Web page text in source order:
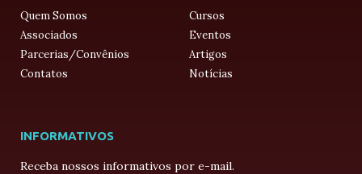
Quem Somos
Associados
Parcerias/Convênios
Contatos
Cursos
Eventos
Artigos
Notícias
INFORMATIVOS
Receba nossos informativos por e-mail.